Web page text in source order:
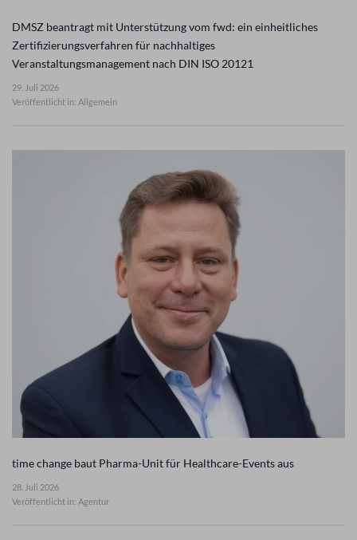
DMSZ beantragt mit Unterstützung vom fwd: ein einheitliches
Zertifizierungsverfahren für nachhaltiges
Veranstaltungsmanagement nach DIN ISO 20121
29. Juli 2026
Veröffentlicht in: Allgemein
time change baut Pharma-Unit für Healthcare-Events aus
28. Juli 2026
Veröffentlicht in: Agentur